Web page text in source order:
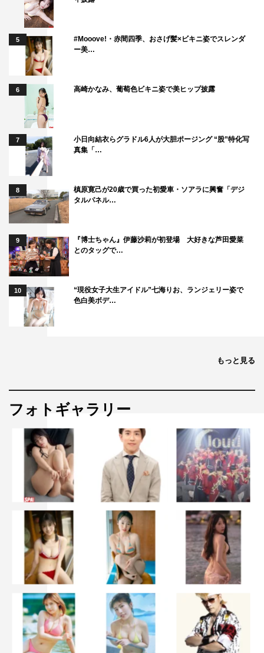
5
#Mooove!・赤間四季、おさげ髪×ビキニ姿でスレンダ
ー美…
6 高崎かなみ、葡萄色ビキニ姿で美ヒップ披露
7
小日向結衣らグラドル6人が大胆ポージング “股”特化写
真集「…
8
槙原寛己が20歳で買った初愛車・ソアラに興奮「デジ
タルパネル…
9
『博士ちゃん』伊藤沙莉が初登場 大好きな芦田愛菜
とのタッグで…
10
“現役女子大生アイドル”七海りお、ランジェリー姿で
色白美ボデ…
もっと見る
フォトギャラリー